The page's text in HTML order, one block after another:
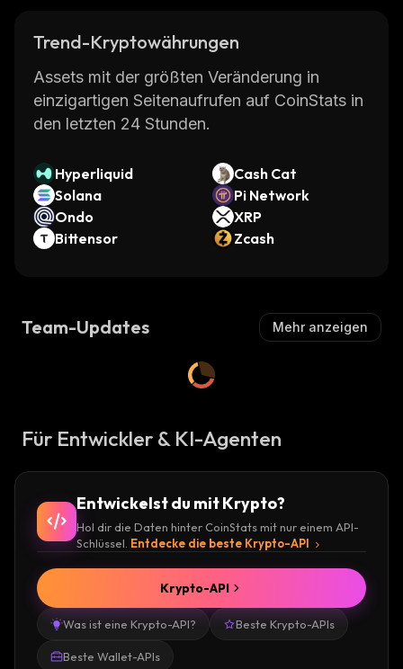
Trend-Kryptowährungen
Assets mit der größten Veränderung in
einzigartigen Seitenaufrufen auf CoinStats in
den letzten 24 Stunden.
Hyperliquid
Cash Cat
Solana
Pi Network
Ondo
XRP
Bittensor
Zcash
Team-Updates Mehr anzeigen
Für Entwickler & KI-Agenten
Entwickelst du mit Krypto?
Hol dir die Daten hinter CoinStats mit nur einem API-
Schlüssel. Entdecke die beste Krypto-API
Was ist eine Krypto-API? Beste Krypto-APIs
Beste Wallet-APIs
Krypto-API